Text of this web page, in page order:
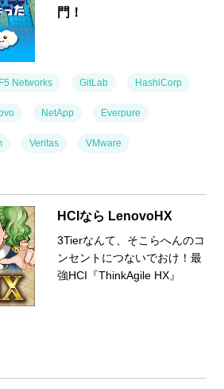
門！
F5 Networks GitLab HashiCorp
NetApp Everpure
Veritas VMware
HCIなら LenovoHX
3Tierなんて、そこらへんのコ
ンセントにつないでおけ！最
強HCI『ThinkAgile HX』